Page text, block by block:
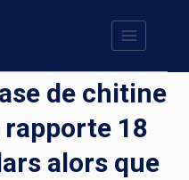
de chitine
rapporte 18
alors que